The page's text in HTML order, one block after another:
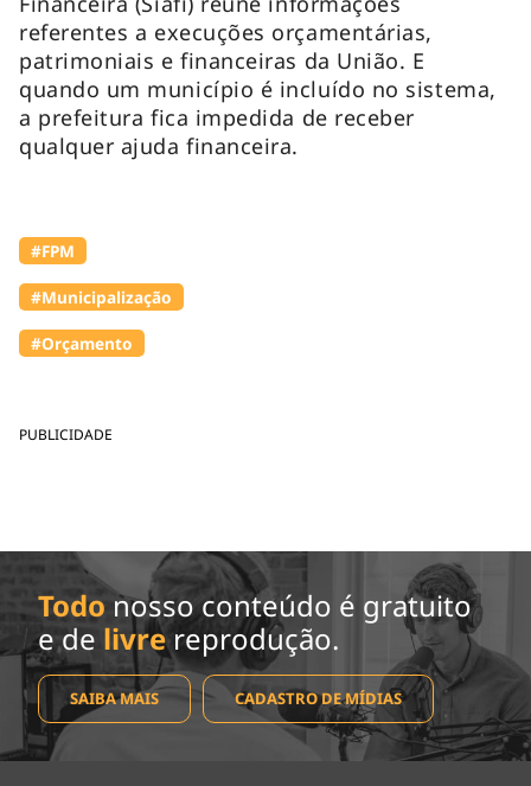
PUBLICIDADE
referentes a execuções orçamentárias,
patrimoniais e financeiras da União. E
quando um município é incluído no sistema,
a prefeitura fica impedida de receber
qualquer ajuda financeira.
#FPM
#Municipalização
#Orçamento
Todo nosso conteúdo é gratuito
e de livrereprodução.
SAIBA MAIS CADASTRO DE MÍDIAS